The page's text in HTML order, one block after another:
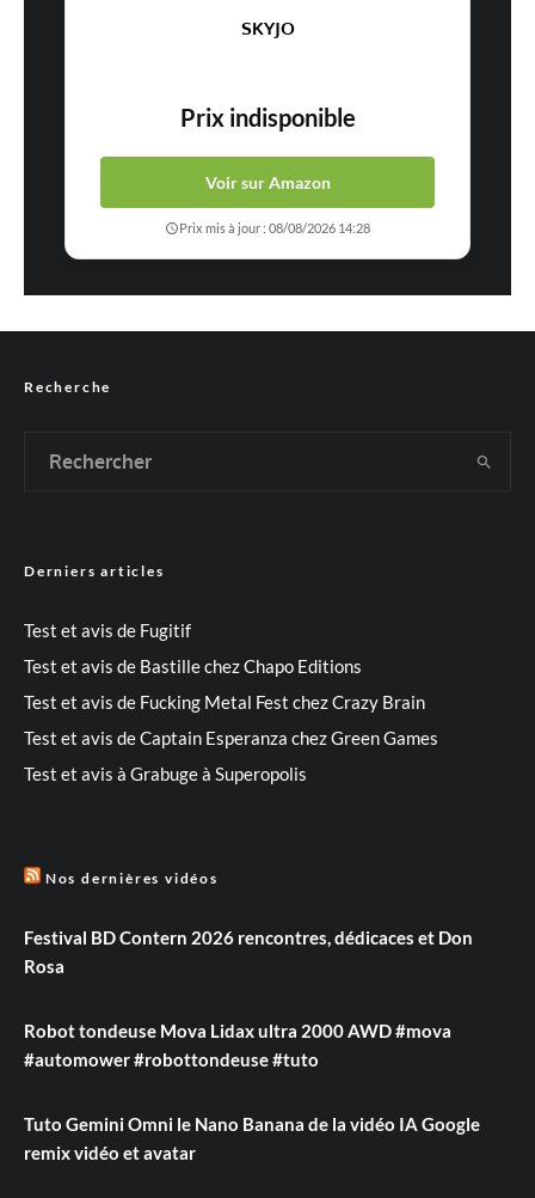
SKYJO
Prix indisponible
Voir sur Amazon
Prix mis à jour : 08/08/2026 14:28
Recherche
Derniers articles
Test et avis de Fugitif
Test et avis de Bastille chez Chapo Editions
Test et avis de Fucking Metal Fest chez Crazy Brain
Test et avis de Captain Esperanza chez Green Games
Test et avis à Grabuge à Superopolis
Nos dernières vidéos
Festival BD Contern 2026 rencontres, dédicaces et Don
Rosa
Robot tondeuse Mova Lidax ultra 2000 AWD #mova
#automower #robottondeuse #tuto
Tuto Gemini Omni le Nano Banana de la vidéo IA Google
remix vidéo et avatar